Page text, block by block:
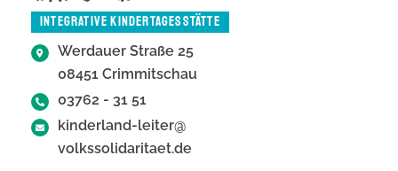
INTEGRATIVE KINDERTAGESSTÄTTE
Werdauer Straße 25
08451 Crimmitschau
03762 - 31 51
kinderland-leiter@
volkssolidaritaet.de